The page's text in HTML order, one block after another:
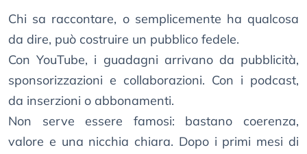
Chi sa raccontare, o semplicemente ha qualcosa
da dire, può costruire un pubblico fedele.
Con YouTube, i guadagni arrivano da pubblicità,
sponsorizzazioni e collaborazioni. Con i podcast,
da inserzioni o abbonamenti.
Non serve essere famosi: bastano coerenza,
valore e una nicchia chiara. Dopo i primi mesi di